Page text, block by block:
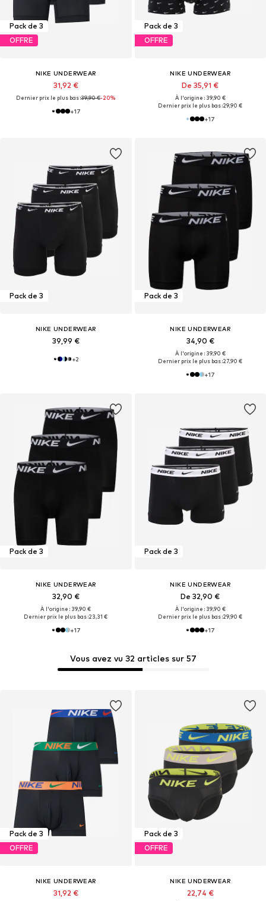
Pack de 3
OFFRE
NIKE UNDERWEAR
31,92 €
Dernier prix le plus bas :39,90 €-20%
+17
Pack de 3
OFFRE
NIKE UNDERWEAR
De 35,91 €
À l'origine : 39,90 €
Dernier prix le plus bas :29,90 €
+17
Vous avez vu 32 articles sur 57
Pack de 3
NIKE UNDERWEAR
39,99 €
+2
Pack de 3
NIKE UNDERWEAR
34,90 €
À l'origine : 39,90 €
Dernier prix le plus bas :27,90 €
+17
Pack de 3
NIKE UNDERWEAR
32,90 €
À l'origine : 39,90 €
Dernier prix le plus bas :23,31 €
+17
Pack de 3
NIKE UNDERWEAR
De 32,90 €
À l'origine : 39,90 €
Dernier prix le plus bas :29,90 €
+17
Pack de 3
OFFRE
NIKE UNDERWEAR
31,92 €
Pack de 3
OFFRE
NIKE UNDERWEAR
22,74 €